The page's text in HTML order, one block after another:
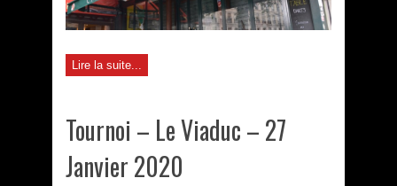
Lire la suite...
Tournoi – Le Viaduc – 27
Janvier 2020